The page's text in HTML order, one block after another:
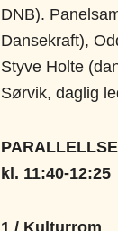
DNB).
Dansekraft),
Styve Holte
Sørvik, daglig
kl. 11:40-12:25
1 / Kulturrom